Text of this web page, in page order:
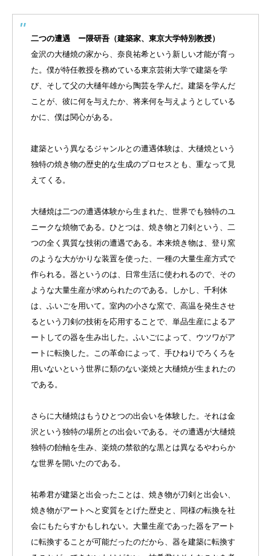
二つの遭遇 ー隈研吾（建築家、東京大学特別教授）
金沢の大樋焼の家から、奈良祐希という新しい才能が育っ
た。僕が特任教授を務めている東京芸術大学で建築を学
び、そして父の大樋年雄から陶芸を学んだ。建築を学んだ
ことが、彼に何を与えたか、将来何を与えようとしている
かに、僕は関心がある。
建築という異なるジャンルとの遭遇体験は、大樋焼という
独特の焼き物の歴史的な生成のプロセスとも、重なって見
えてくる。
大樋焼は二つの遭遇体験から生まれた、世界でも独特のユ
ニークな焼物である。ひとつは、焼き物と刀剣という、二
つの全く異質な技術の遭遇である。本来焼き物は、登り窯
のような大がかりな装置を使った、一種の大量生産方式で
作られる。器というのは、日常生活に使われるので、その
ような大量生産が求められたのである。しかし、千利休
は、ふいごを用いて。室内の小さな窯で、高温を発生させ
るという刀剣の技術を応用することで、単品生産によるア
ートしての器を生み出した。ふいごによって、ウツワがア
ートに転換した。この革命によって、手ひねりでろくろを
用いないという世界に類のない楽焼と大樋焼が生まれたの
である。
さらに大樋焼はもうひとつの出会いを体験した。それは金
沢という独特の場所との出会いである。その遭遇が大樋焼
独特の飴軸を生み、楽焼の禁欲的な黒とは異なるやわらか
な世界を開いたのである。
祐希君が建築と出会ったことは、焼き物が刀剣と出会い、
焼き物がアートへと変質をとげた歴史と、同様の転換を社
会にもたらすかもしれない。大量生産であった器をアート
に転換することが可能だったのだから、器を建築に転換す